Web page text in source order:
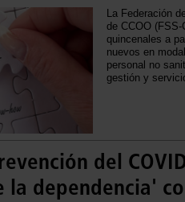
La Federación
de CCOO
quincenales a
nuevos en
personal no
gestión y
del
dependencia'